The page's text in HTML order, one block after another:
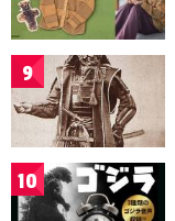
9
10